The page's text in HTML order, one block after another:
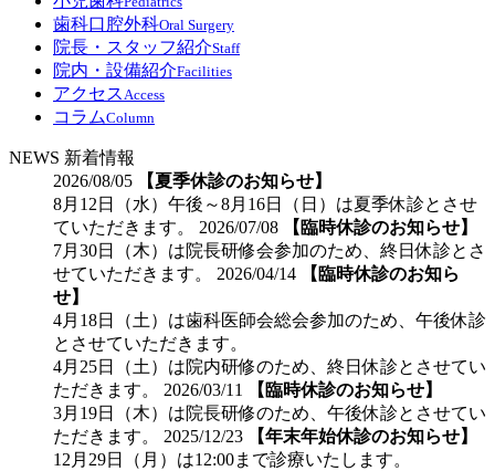
歯科口腔外科Oral Surgery
院長・スタッフ紹介Staff
院内・設備紹介Facilities
アクセス Access
コラムColumn
NEWS 新着情報
2026/08/05
【夏季休診のお知らせ】
8月12日（水）午後～8月16日（日）は夏季休診とさせ
ていただきます。
2026/07/08
【臨時休診のお知らせ】
7月30日（木）は院長研修会参加のため、終日休診とさ
せていただきます。
2026/04/14
【臨時休診のお知ら
せ】
4月18日（土）は歯科医師会総会参加のため、午後休診
とさせていただきます。
4月25日（土）は院内研修のため、終日休診とさせてい
ただきます。
2026/03/11
【臨時休診のお知らせ】
3月19日（木）は院長研修のため、午後休診とさせてい
ただきます。
2025/12/23
【年末年始休診のお知らせ】
12月29日（月）は12:00まで診療いたします。